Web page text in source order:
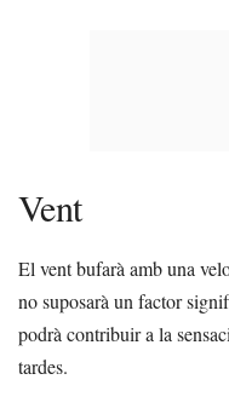
Vent
El vent bufarà amb una
no suposarà un factor
podrà contribuir a la
tardes.